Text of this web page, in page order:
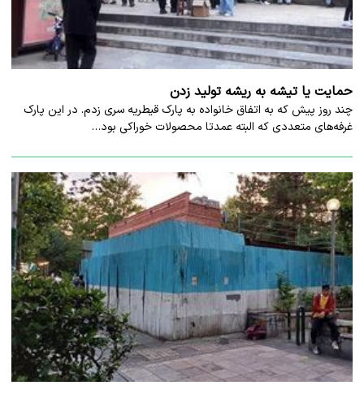
حمایت یا تیشه به ریشه تولید زدن
چند روز پیش که به اتفاق خانواده به پارک قیطریه سری زدم. در این پارک
غرفه‌های متعددی که البته عمدتا محصولات خوراکی بود…